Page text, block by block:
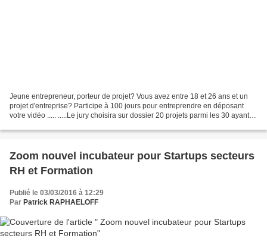
Jeune entrepreneur, porteur de projet? Vous avez entre 18 et 26 ans et un
projet d'entreprise? Participe à 100 jours pour entreprendre en déposant
votre vidéo ..... .....Le jury choisira sur dossier 20 projets parmi les 30 ayant
Zoom nouvel incubateur pour Startups secteurs
RH et Formation
Publié le 03/03/2016 à 12:29
Par Patrick RAPHAELOFF